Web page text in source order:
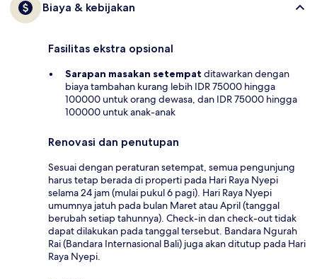
Biaya & kebijakan
Fasilitas ekstra opsional
Sarapan masakan setempat ditawarkan dengan
biaya tambahan kurang lebih IDR 75000 hingga
100000 untuk orang dewasa, dan IDR 75000 hingga
100000 untuk anak-anak
Renovasi dan penutupan
Sesuai dengan peraturan setempat, semua pengunjung
harus tetap berada di properti pada Hari Raya Nyepi
selama 24 jam (mulai pukul 6 pagi). Hari Raya Nyepi
umumnya jatuh pada bulan Maret atau April (tanggal
berubah setiap tahunnya). Check-in dan check-out tidak
dapat dilakukan pada tanggal tersebut. Bandara Ngurah
Rai (Bandara Internasional Bali) juga akan ditutup pada Hari
Raya Nyepi.